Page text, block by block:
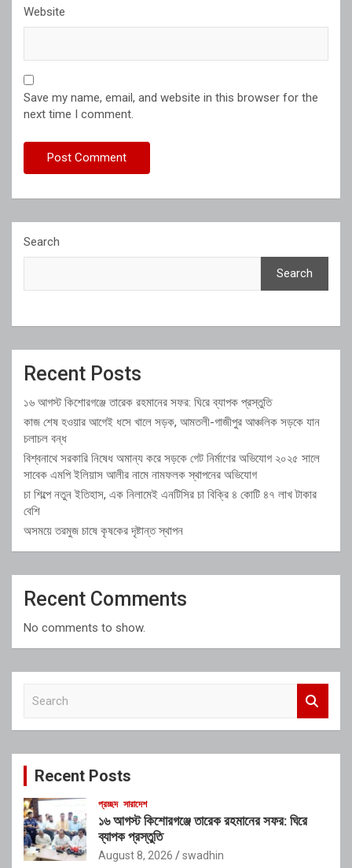
Website
Save my name, email, and website in this browser for the
next time I comment.
Search
Search
Recent Posts
১৬ আগস্ট কিশোরগঞ্জে তারেক রহমানের সফর: ঘিরে ব্যাপক প্রস্তুতি
কাজ শেষ হওয়ার আগেই ধসে খালে সড়ক, আমতলী-গাজীপুর আঞ্চলিক সড়কে যান
চলাচল বন্ধ
বিশ্বনাথে সরকারি নিষেধ অমান্য করে সড়কে গেট নির্মাণের অভিযোগ ২০২৫ সালে
সাবেক এমপি ইলিয়াস আলীর নামে নামফলক স্থাপনের অভিযোগ
চা শিল্পে নতুন ইতিহাস, এক নিলামেই এনটিসির চা বিক্রি ৪ কোটি ৪৭ লাখ টাকার
বেশি
অসময়ে তরমুজ চাষে কৃষকের দৃষ্টান্ত স্থাপন
Recent Comments
No comments to show.
c
Recent Posts
প্রচ্ছদ সারাদেশ
১৬ আগস্ট কিশোরগঞ্জে তারেক রহমানের সফর: ঘিরে
ব্যাপক প্রস্তুতি
August 8, 2026 swadhin